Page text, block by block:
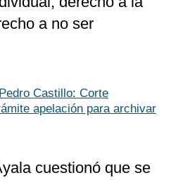
a no ser
Pedro Castillo: Corte
apelación para archivar
cuestionó que se